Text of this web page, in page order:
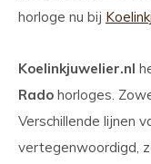
horloge nu bij
Koelinkjuwelier.nl
Rado horloges.
Verschillende lijnen
vertegenwoordigd,